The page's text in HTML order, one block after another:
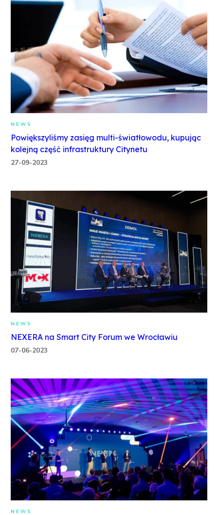
NEWS
Powiększyliśmy zasięg multi-światłowodu, kupując
kolejną część infrastruktury Citynetu
27-09-2023
NEWS
NEXERA na Smart City Forum we Wrocławiu
07-06-2023
NEWS